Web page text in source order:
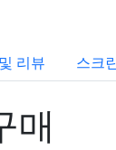
리뷰 스크
매